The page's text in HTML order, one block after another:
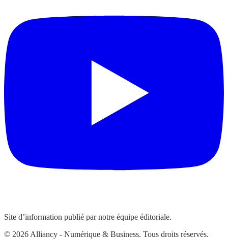
Site d’information publié par notre équipe éditoriale.
© 2026 Alliancy - Numérique & Business. Tous droits réservés.